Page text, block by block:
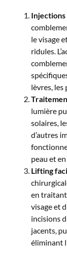
le visage
ridules.
lèvres, les
lumière
solaires,
d’autres
peau et
Lifting
en
visage et
incisions
jacents,
éliminant